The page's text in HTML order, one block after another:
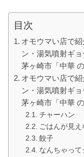
目次
オモウマい店で
ン・湯気噴射ギ
茅ヶ崎市「中華
オモウマい店で
ン・湯気噴射ギ
茅ヶ崎市「中華
チャーハン
ごはんが見
餃子
なんちゃっ